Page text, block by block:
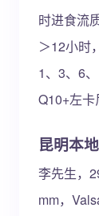
时进食流
＞12小时
1、3、6
Q10+左卡
昆明本
李先生，
mm，